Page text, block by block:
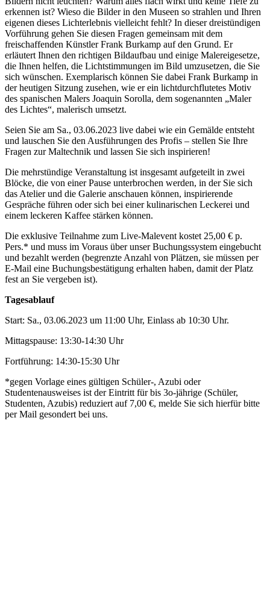
erkennen ist? Wieso die Bilder in den Museen so strahlen und Ihren
eigenen dieses Lichterlebnis vielleicht fehlt? In dieser dreistündigen
Vorführung gehen Sie diesen Fragen gemeinsam mit dem
freischaffenden Künstler Frank Burkamp auf den Grund. Er
erläutert Ihnen den richtigen Bildaufbau und einige Malereigesetze,
die Ihnen helfen, die Lichtstimmungen im Bild umzusetzen, die Sie
sich wünschen. Exemplarisch können Sie dabei Frank Burkamp in
der heutigen Sitzung zusehen, wie er ein lichtdurchflutetes Motiv
des spanischen Malers Joaquin Sorolla, dem sogenannten „Maler
des Lichtes“, malerisch umsetzt.
Seien Sie am Sa., 03.06.2023 live dabei wie ein Gemälde entsteht
und lauschen Sie den Ausführungen des Profis – stellen Sie Ihre
Fragen zur Maltechnik und lassen Sie sich inspirieren!
Die mehrstündige Veranstaltung ist insgesamt aufgeteilt in zwei
Blöcke, die von einer Pause unterbrochen werden, in der Sie sich
das Atelier und die Galerie anschauen können, inspirierende
Gespräche führen oder sich bei einer kulinarischen Leckerei und
einem leckeren Kaffee stärken können.
Die exklusive Teilnahme zum Live-Malevent kostet 25,00 € p.
Pers.* und muss im Voraus über unser Buchungssystem eingebucht
und bezahlt werden (begrenzte Anzahl von Plätzen, sie müssen per
E-Mail eine Buchungsbestätigung erhalten haben, damit der Platz
fest an Sie vergeben ist).
Tagesablauf
Start: Sa., 03.06.2023 um 11:00 Uhr, Einlass ab 10:30 Uhr.
Mittagspause: 13:30-14:30 Uhr
Fortführung: 14:30-15:30 Uhr
*gegen Vorlage eines gültigen Schüler-, Azubi oder
Studentenausweises ist der Eintritt für bis 3o-jährige (Schüler,
Studenten, Azubis) reduziert auf 7,00 €, melde Sie sich hierfür bitte
per Mail gesondert bei uns.